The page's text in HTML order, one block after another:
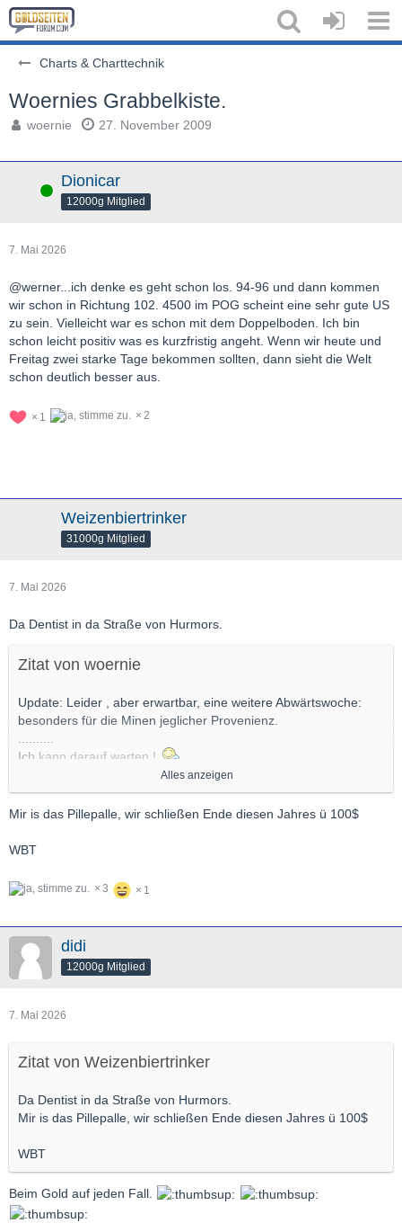
Charts & Charttechnik
Woernies Grabbelkiste.
woernie 27. November 2009
Online Dionicar
12000g Mitglied
7. Mai 2026
@werner...ich denke es geht schon los. 94-96 und dann kommen
wir schon in Richtung 102. 4500 im POG scheint eine sehr gute US
zu sein. Vielleicht war es schon mit dem Doppelboden. Ich bin
schon leicht positiv was es kurzfristig angeht. Wenn wir heute und
Freitag zwei starke Tage bekommen sollten, dann sieht die Welt
schon deutlich besser aus.
1 2
Weizenbiertrinker
31000g Mitglied
7. Mai 2026
Da Dentist in da Straße von Hurmors.
Zitat von woernie
Update: Leider , aber erwartbar, eine weitere Abwärtswoche:
besonders für die Minen jeglicher Provenienz.
Ich kann darauf warten !
Das mach ich die nächsten 2 Monate da :
Alles anzeigen
Mir is das Pillepalle, wir schließen Ende diesen Jahres ü 100$
WBT
3 1
didi
12000g Mitglied
7. Mai 2026
Zitat von Weizenbiertrinker
Da Dentist in da Straße von Hurmors.
Mir is das Pillepalle, wir schließen Ende diesen Jahres ü 100$
WBT
Beim Gold auf jeden Fall.